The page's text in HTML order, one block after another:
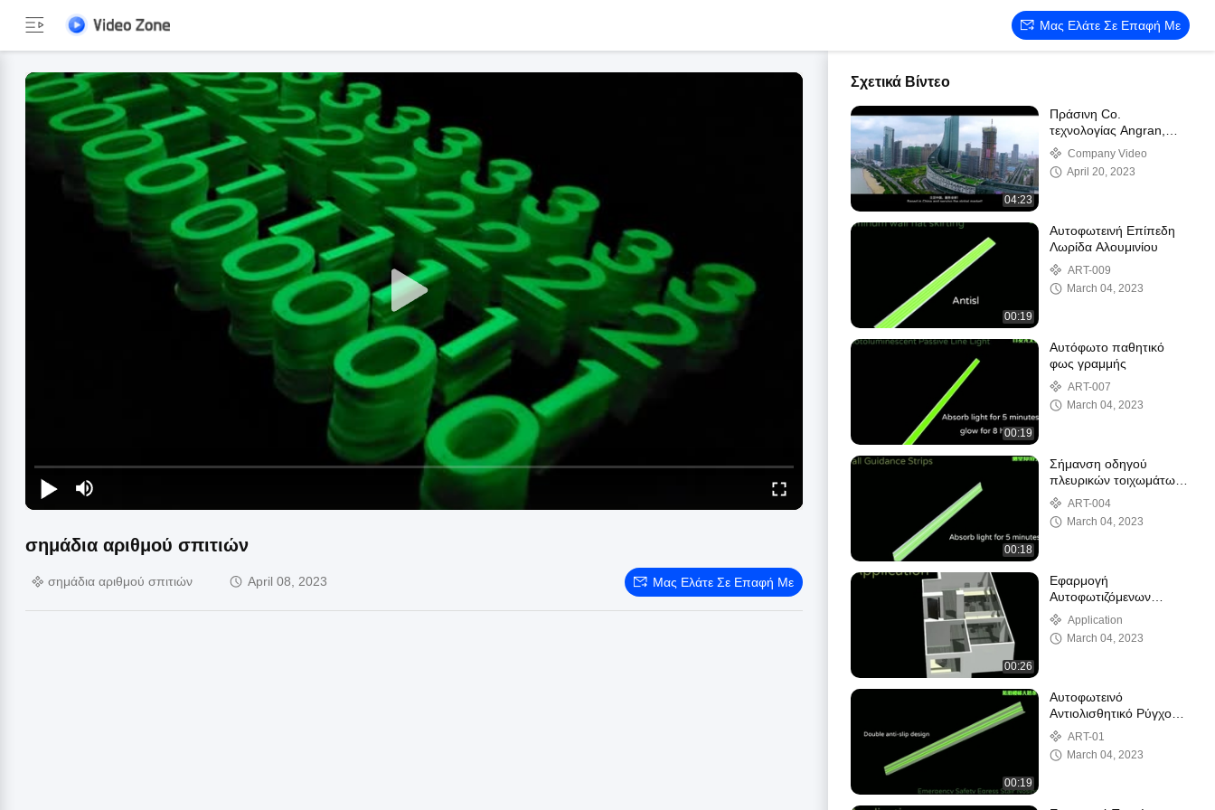
Μας Ελάτε Σε Επαφή Με
σημάδια αριθμού σπιτιών
σημάδια αριθμού σπιτιών April 08, 2023 Μας Ελάτε Σε Επαφή Με
Σχετικά Βίντεο
04:23
Πράσινη Co.
τεχνολογίας Angran,
ΕΠΕ.Company Video
April 20, 2023
00:19
Αυτοφωτεινή Επίπεδη
Λωρίδα Αλουμινίου
ART-009
March 04, 2023
00:19
Αυτόφωτο παθητικό
φως γραμμής
ART-007
March 04, 2023
00:18
Σήμανση οδηγού
πλευρικών τοιχωμάτων
αυτοφωτεινής
αλουμινίου
ART-004
March 04, 2023
00:26
Εφαρμογή
Αυτοφωτιζόμενων
Ταινιών Ασφαλείας
Αλουμινίου
Application
March 04, 2023
00:19
Αυτοφωτεινό
Αντιολισθητικό Ρύγχος
Σκάλας
ART-01
March 04, 2023